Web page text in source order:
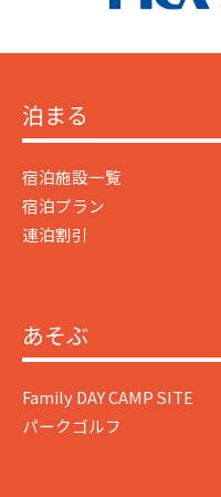
泊まる
宿泊施設一覧
宿泊プラン
連泊割引
あそぶ
Family DAY CAMP SITE
パークゴルフ